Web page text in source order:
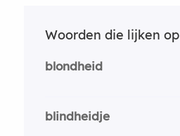
Woorden die lijken op
blondheid
blindheidje